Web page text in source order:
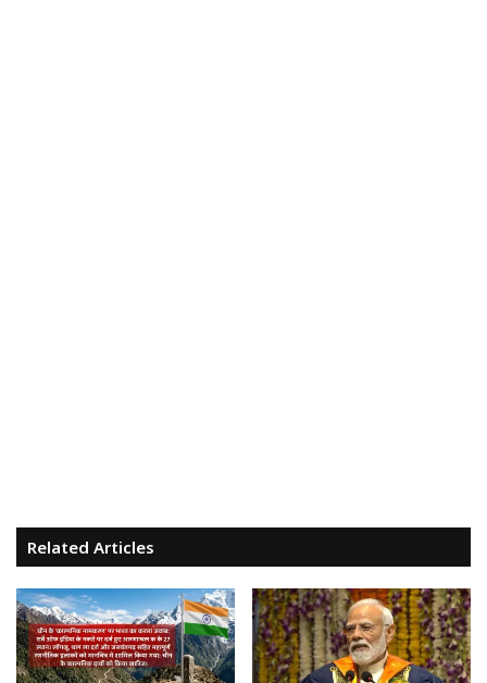
Related Articles